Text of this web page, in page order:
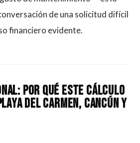
de una solicitud difícil
financiero evidente.
Por Qué Este Cálculo
Del Carmen, Cancún Y